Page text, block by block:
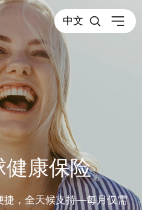
中文
健康保险
捷，全天候支持—每月仅需